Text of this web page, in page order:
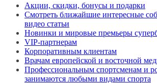
Акции, скидки, бонусы и подарки
Смотреть ближайшие интересные
видео статьи
Новинки и мировые премьеры
VIP-партнерам
Корпоративным клиентам
Врачам европейской и восточной
Профессиональным спортсменам и
занимаются любыми видами спорта